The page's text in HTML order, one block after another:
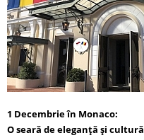
1 Decembrie în Monaco:
O seară de eleganță și cultură